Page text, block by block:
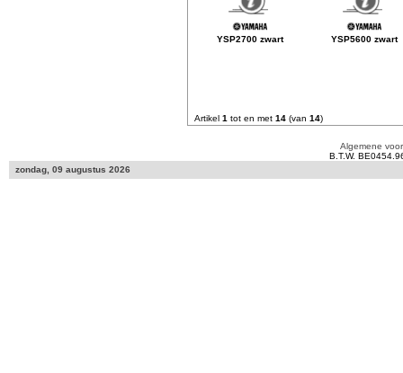
YSP2700 zwart YSP5600 zwart
Artikel 1 tot en met 14 (van 14)
Algemene
B.T.W.
zondag, 09 augustus 2026